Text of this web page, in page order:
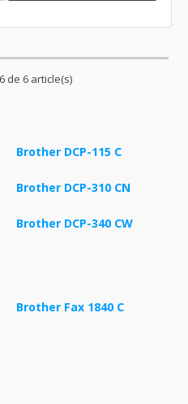
de 6 article(s)
Brother DCP-115 C
Brother DCP-310 CN
Brother DCP-340 CW
Brother Fax 1840 C